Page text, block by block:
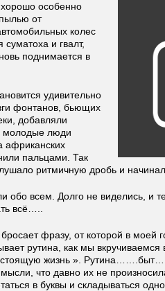
особенно
от
колес
суматоха и гвалт,
поднимается в
удивительно
фонтанов, бьющих
добавляли
молодые люди
африканских
пальцами. Так
ритмичную дробь и
обо всем. Долго не виделись, и
всё…..
фразу, от которой в моей
рутина, как мы вкручиваемся
жизнь ».
что давно их не
в буквы и складываться